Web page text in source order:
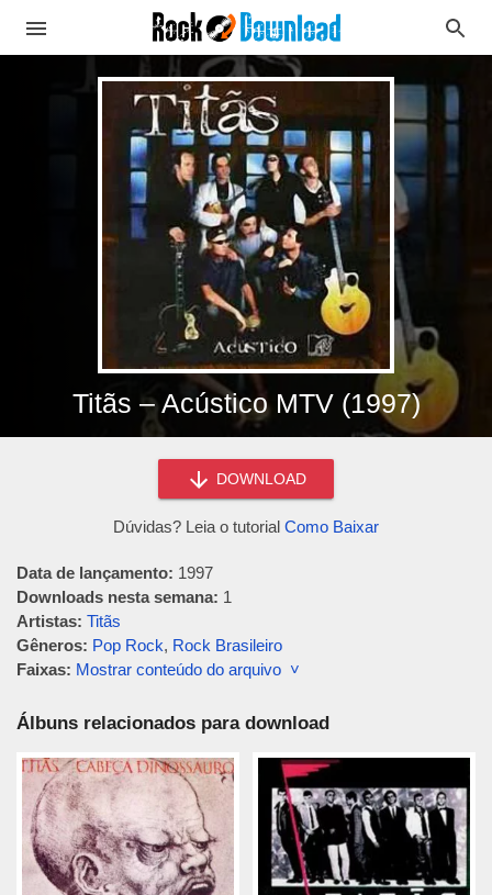
Titãs – Acústico MTV (1997)
DOWNLOAD
Dúvidas? Leia o tutorial Como Baixar
Data de lançamento: 1997
Downloads nesta semana: 1
Artistas: Titãs
Gêneros: Pop Rock, Rock Brasileiro
Faixas: Mostrar conteúdo do arquivo ˅
Álbuns relacionados para download